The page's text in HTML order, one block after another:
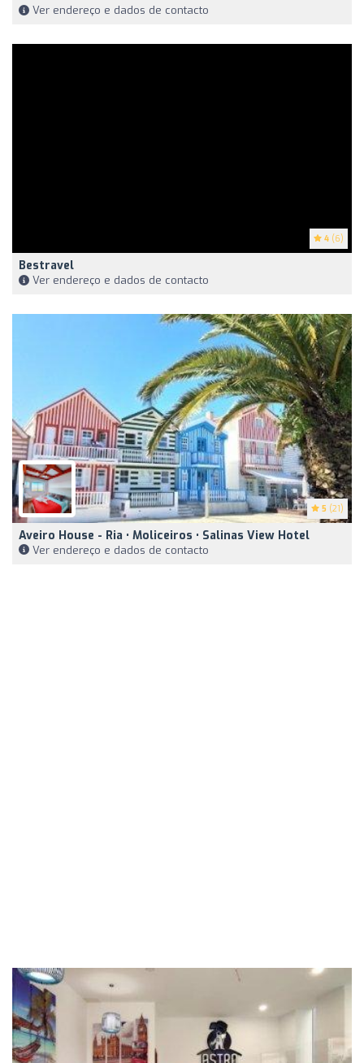
Ver endereço e dados de contacto
4 (6)
Bestravel
Ver endereço e dados de contacto
5 (21)
Aveiro House - Ria • Moliceiros • Salinas View Hotel
Ver endereço e dados de contacto